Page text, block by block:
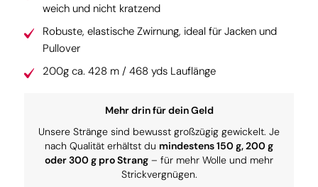
weich und nicht kratzend
Robuste, elastische Zwirnung, ideal für Jacken und
Pullover
200g ca. 428 m / 468 yds Lauflänge
Mehr drin für dein Geld
Unsere Stränge sind bewusst großzügig gewickelt. Je
nach Qualität erhältst du mindestens 150 g, 200 g
oder 300 g pro Strang – für mehr Wolle und mehr
Strickvergnügen.